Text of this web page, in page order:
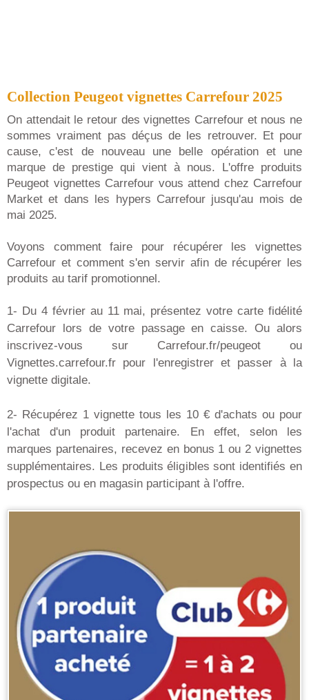
Collection Peugeot vignettes Carrefour 2025
On attendait le retour des vignettes Carrefour et nous ne
sommes vraiment pas déçus de les retrouver. Et pour
cause, c'est de nouveau une belle opération et une
marque de prestige qui vient à nous. L'offre produits
Peugeot vignettes Carrefour vous attend chez Carrefour
Market et dans les hypers Carrefour jusqu'au mois de
mai 2025.
Voyons comment faire pour récupérer les vignettes
Carrefour et comment s'en servir afin de récupérer les
produits au tarif promotionnel.
1- Du 4 février au 11 mai, présentez votre carte fidélité
Carrefour lors de votre passage en caisse. Ou alors
inscrivez-vous sur Carrefour.fr/peugeot ou
Vignettes.carrefour.fr pour l'enregistrer et passer à la
vignette digitale.
2- Récupérez 1 vignette tous les 10 € d'achats ou pour
l'achat d'un produit partenaire. En effet, selon les
marques partenaires, recevez en bonus 1 ou 2 vignettes
supplémentaires. Les produits éligibles sont identifiés en
prospectus ou en magasin participant à l'offre.